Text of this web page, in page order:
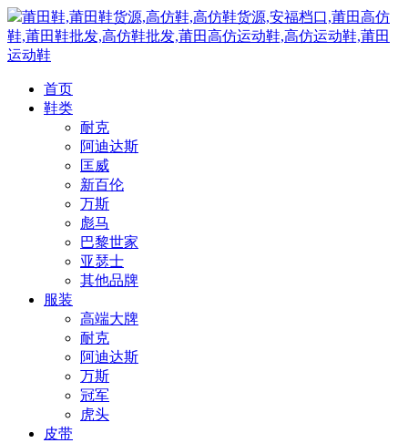
莆田鞋,莆田鞋货源,高仿鞋,高仿鞋货源,安福档口,莆田高仿
鞋,莆田鞋批发,高仿鞋批发,莆田高仿运动鞋,高仿运动鞋,莆田
运动鞋
首页
鞋类
耐克
阿迪达斯
匡威
新百伦
万斯
彪马
巴黎世家
亚瑟士
其他品牌
服装
高端大牌
耐克
阿迪达斯
万斯
冠军
虎头
皮带